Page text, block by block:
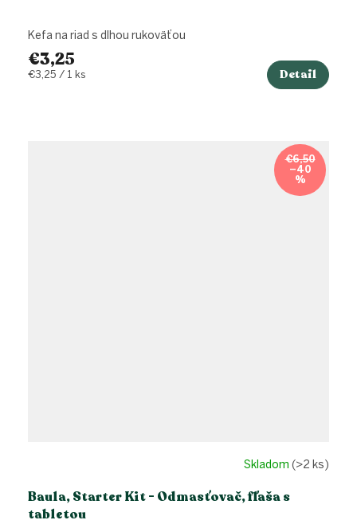
€3,25
Jednotková
€3,25 / 1 ks Detail
Kefa na riad s dlhou rukoväťou
€6,50
–40
%
Baula, Starter Kit - Odmasťovač, fľaša s
tabletou
Skladom (>2 ks)